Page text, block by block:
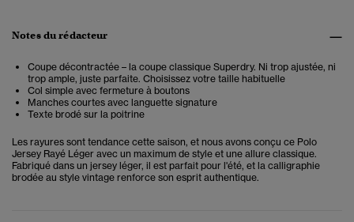
Notes du rédacteur
Coupe décontractée – la coupe classique Superdry. Ni trop ajustée, ni
trop ample, juste parfaite. Choisissez votre taille habituelle
Col simple avec fermeture à boutons
Manches courtes avec languette signature
Texte brodé sur la poitrine
Les rayures sont tendance cette saison, et nous avons conçu ce Polo
Jersey Rayé Léger avec un maximum de style et une allure classique.
Fabriqué dans un jersey léger, il est parfait pour l'été, et la calligraphie
brodée au style vintage renforce son esprit authentique.